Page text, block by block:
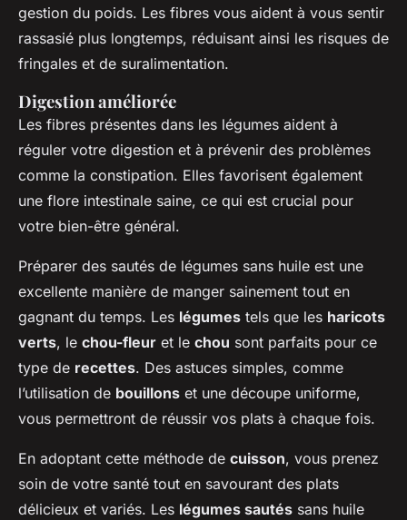
gestion du poids. Les fibres vous aident à vous sentir
rassasié plus longtemps, réduisant ainsi les risques de
fringales et de suralimentation.
Digestion améliorée
Les fibres présentes dans les légumes aident à
réguler votre digestion et à prévenir des problèmes
comme la constipation. Elles favorisent également
une flore intestinale saine, ce qui est crucial pour
votre bien-être général.
Préparer des sautés de légumes sans huile est une
excellente manière de manger sainement tout en
gagnant du temps. Les légumes tels que les haricots
verts, le chou-fleur et le chou sont parfaits pour ce
type de recettes. Des astuces simples, comme
l’utilisation de bouillons et une découpe uniforme,
vous permettront de réussir vos plats à chaque fois.
En adoptant cette méthode de cuisson, vous prenez
soin de votre santé tout en savourant des plats
délicieux et variés. Les légumes sautés sans huile